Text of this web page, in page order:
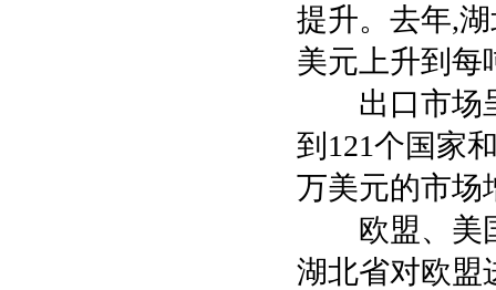
提升。去年,
美元上升到每
出口市场呈
到121个国家
万美元的市场
欧盟、美国
湖北省对欧盟